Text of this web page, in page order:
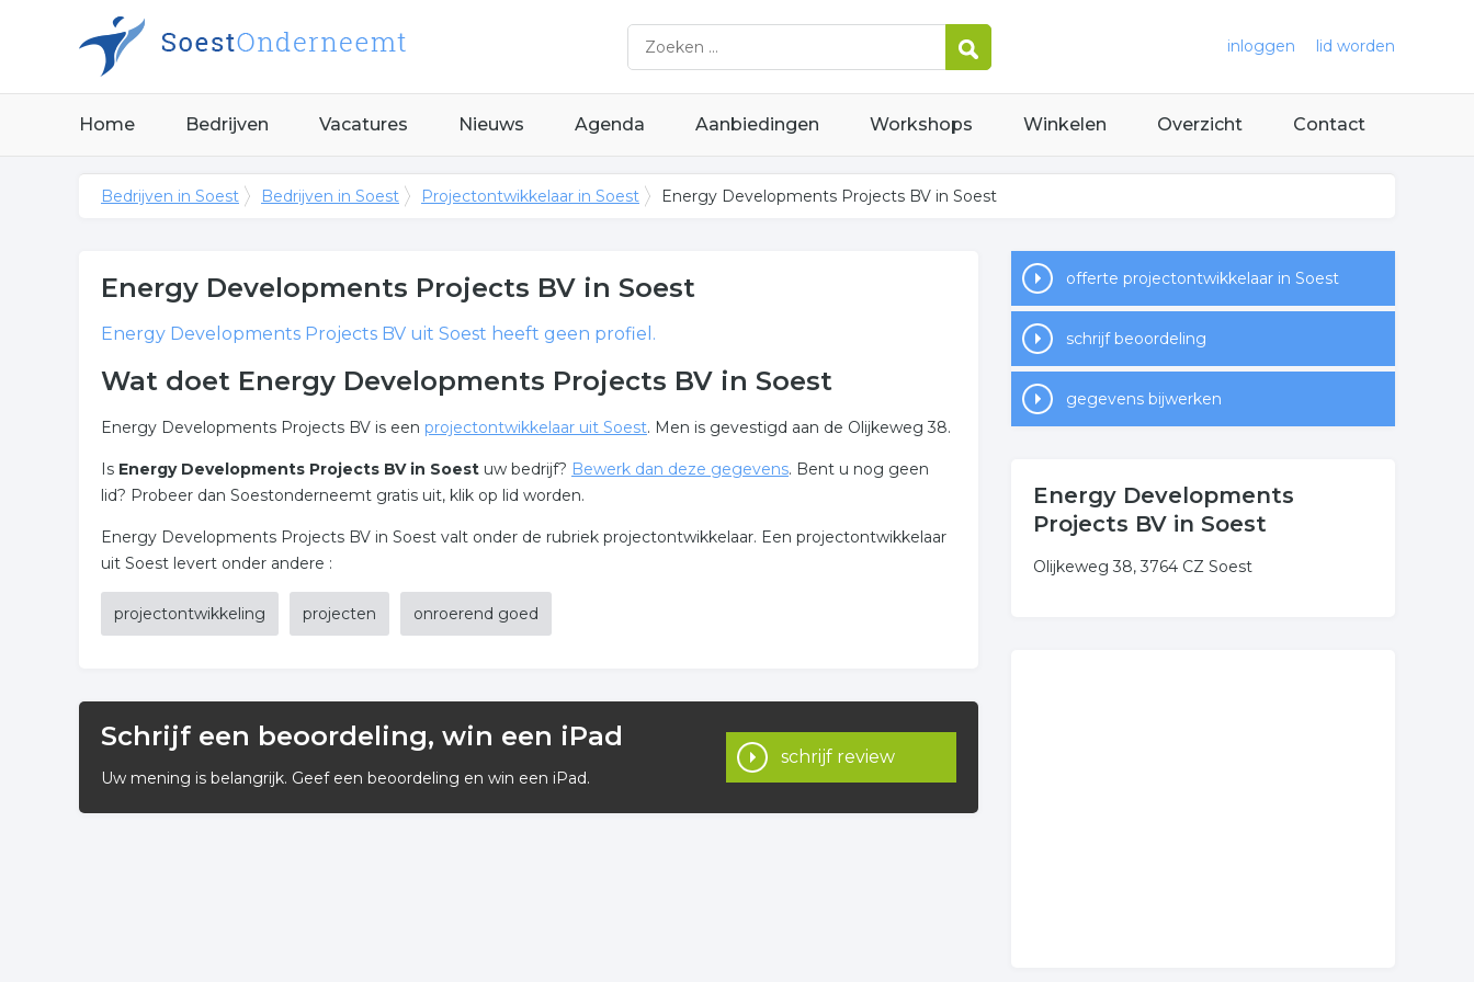
inloggen lid worden
Home Bedrijven Vacatures Nieuws Agenda Aanbiedingen Workshops Winkelen Overzicht Contact
Bedrijven in Soest Bedrijven in Soest Projectontwikkelaar in Soest Energy Developments Projects BV in Soest
Energy Developments Projects BV in Soest
Energy Developments Projects BV uit Soest heeft geen profiel.
Wat doet Energy Developments Projects BV in Soest
Energy Developments Projects BV is een projectontwikkelaar uit Soest. Men is gevestigd aan de Olijkeweg 38.
Is Energy Developments Projects BV in Soest uw bedrijf? Bewerk dan deze gegevens. Bent u nog geen
lid? Probeer dan Soestonderneemt gratis uit, klik op lid worden.
Energy Developments Projects BV in Soest valt onder de rubriek projectontwikkelaar. Een projectontwikkelaar
uit Soest levert onder andere :
projectontwikkeling projecten onroerend goed
Schrijf een beoordeling, win een iPad
Uw mening is belangrijk. Geef een beoordeling en win een iPad.
schrijf review
offerte projectontwikkelaar in Soest
schrijf beoordeling
gegevens bijwerken
Energy Developments
Projects BV in Soest
Olijkeweg 38, 3764 CZ Soest